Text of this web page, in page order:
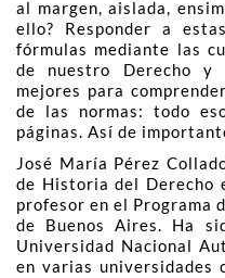
al margen, aislada,
ello? Responder a
fórmulas mediante las
de nuestro Derecho y
mejores para
de las normas: todo
páginas. Así de
José María Pérez
de Historia del Derecho
profesor en el Programa
de Buenos Aires. Ha
Universidad Nacional
en varias universidades